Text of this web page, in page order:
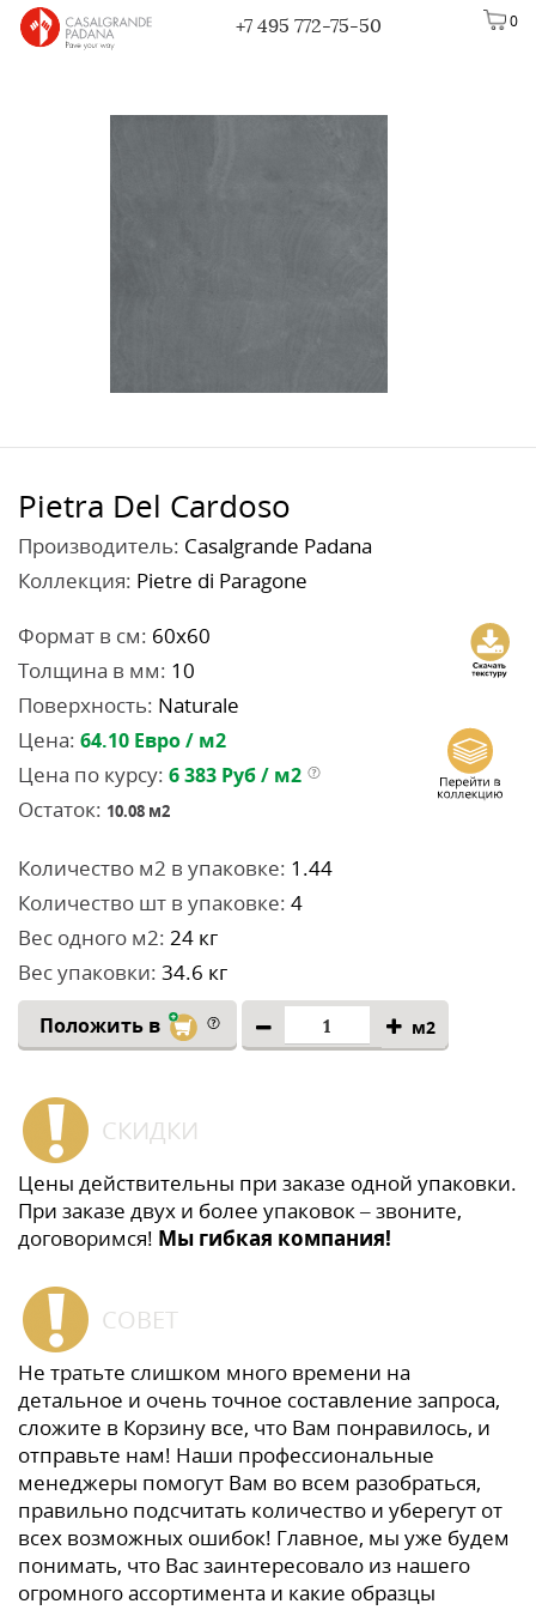
0
+7 495 772-75-50
Pietra Del Cardoso
Производитель: Casalgrande Padana
Коллекция: Pietre di Paragone
Формат в см: 60x60
Толщина в мм: 10
Поверхность: Naturale
Цена: 64.10 Евро / м2
Цена по курсу: 6 383 Руб / м2
Остаток: 10.08 м2
Количество м2 в упаковке: 1.44
Количество шт в упаковке: 4
Вес одного м2: 24 кг
Вес упаковки: 34.6 кг
Положить в м2
СКИДКИ
Цены действительны при заказе одной упаковки.
При заказе двух и более упаковок – звоните,
договоримся! Мы гибкая компания!
СОВЕТ
Не тратьте слишком много времени на
детальное и очень точное составление запроса,
сложите в Корзину все, что Вам понравилось, и
отправьте нам! Наши профессиональные
менеджеры помогут Вам во всем разобраться,
правильно подсчитать количество и уберегут от
всех возможных ошибок! Главное, мы уже будем
понимать, что Вас заинтересовало из нашего
огромного ассортимента и какие образцы